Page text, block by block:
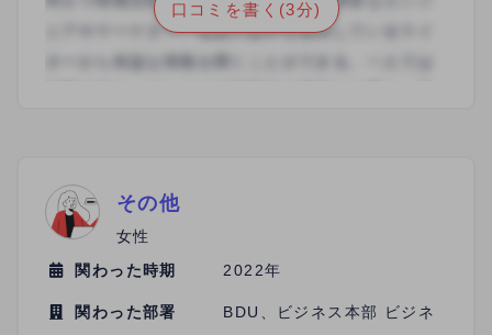
口コミを書く(3分)
その他
女性
関わった時期
2022年
関わった部署
BDU、ビジネス本部 ビジネ